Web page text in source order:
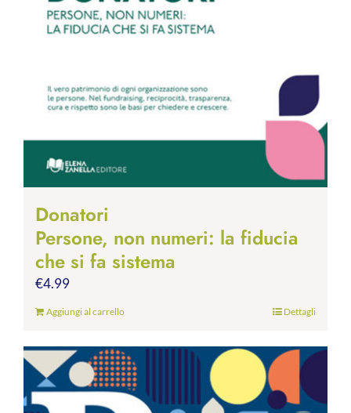
Donatori
Persone, non numeri: la fiducia
che si fa sistema
€4.99
Aggiungi al carrello Dettagli